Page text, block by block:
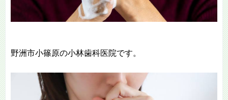
野洲市小篠原の小林歯科医院です。